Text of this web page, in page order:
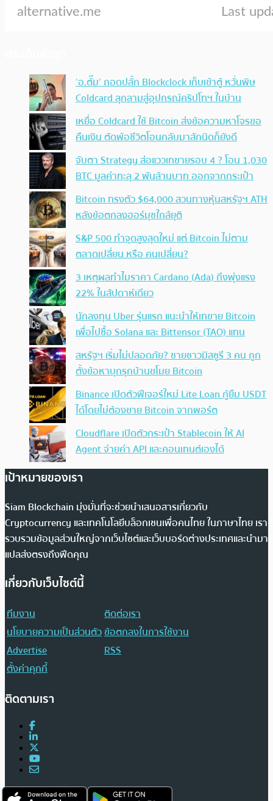
‘อ.ตั๊ม’ ถอดปลั้ก Blockclock เก็บเข้าตู้ หวั่นพิษ
Coldcard ลุกลามสู่อุปกรณ์คริปโทฯ ในบ้าน
เหยื่อ Coldcard ใช้ Bitcoin ส่งข้อความหาโจรขอ
คืนเงิน ตัดพ้อชีวิตโอนกลับมาสักนิดก็ยังดี
จับตา Strategy ส่อแววเทขายรอบ 4 ? โอน 1,030
BTC มูลค่าทะลุ 2 พันล้านบาท ออกจากกระเป๋า
Bitcoin ทรงตัว $64,000 สวนทางหุ้นสหรัฐฯ ATH
หลังข้อตกลงฮอร์มุซใกล้ยุติ
S&P 500 ทำจุดสูงสุดใหม่ แต่ Bitcoin ไม่ตาม
ตลาดเปลี่ยน หรือ คนเปลี่ยน?
3 เหตุผลทำไมราคา Cardano (Ada) ถึงพุ่งแรง
22% ในสัปดาห์เดียว
นักลงทุน Uber รุ่นแรก แนะนำให้เทขาย Bitcoin
เพื่อไปซื้อ Solana และ Bittensor (TAO) แทน
สหรัฐฯ เริ่มไม่ปลอดภัย? ชายชาวมิสซูรี 3 คน ถูก
ตั้งข้อหาบุกรุกบ้านขโมย Bitcoin
Binance เปิดตัวฟีเจอร์ใหม่ Lite Loan กู้ยืม USDT
ได้โดยไม่ต้องขาย Bitcoin จากพอร์ต
Cloudflare เปิดตัวกระเป๋า Stablecoin ให้ AI
Agent จ่ายค่า API และคอนเทนต์เองได้
เป้าหมายของเรา
Siam Blockchain มุ่งมั่นที่จะช่วยนำเสนอสารเกี่ยวกับ
Cryptocurrency และเทคโนโลยีบล็อกเชนเพื่อคนไทย ในภาษาไทย เรา
รวบรวมข้อมูลส่วนใหญ่จากเว็บไซต์และเว็บบอร์ดต่างประเทศและนำมา
แปลส่งตรงถึงฟีดคุณ
เกี่ยวกับเว็บไซต์นี้
ทีมงาน
ติดต่อเรา
นโยบายความเป็นส่วนตัวข้อตกลงในการใช้งาน
Advertise
RSS
ตั้งค่าคุกกี้
ติดตามเรา